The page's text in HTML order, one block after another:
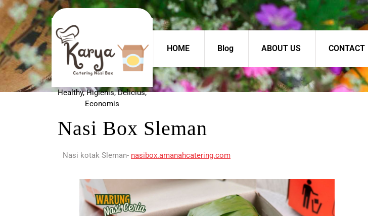
Healthy, Higienis, Delicius,
Economis
HOME Blog ABOUT US CONTACT
Nasi Box Sleman
Nasi kotak Sleman- nasibox.amanahcatering.com